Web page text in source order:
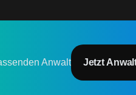
Anwalt Jetzt